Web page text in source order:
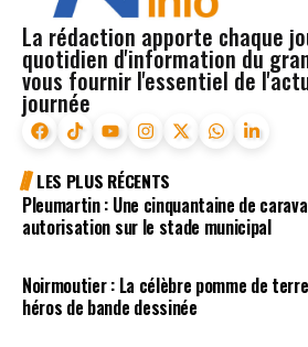
La rédaction apporte chaque
quotidien d'information du
vous fournir l'essentiel de
journée
LES PLUS RÉCENTS
Pleumartin : Une cinquantaine de
autorisation sur le stade municipal
Noirmoutier : La célèbre pomme de
héros de bande dessinée